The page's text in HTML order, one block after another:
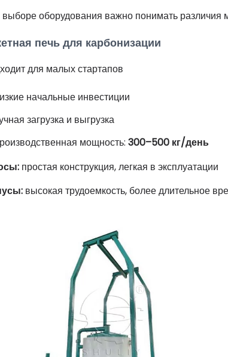
оборудования важно понимать различия
печь для карбонизации
для малых стартапов
начальные инвестиции
загрузка и выгрузка
мощность: 300–500 кг/день
простая конструкция, легкая в эксплуатации
высокая трудоемкость, более длительное